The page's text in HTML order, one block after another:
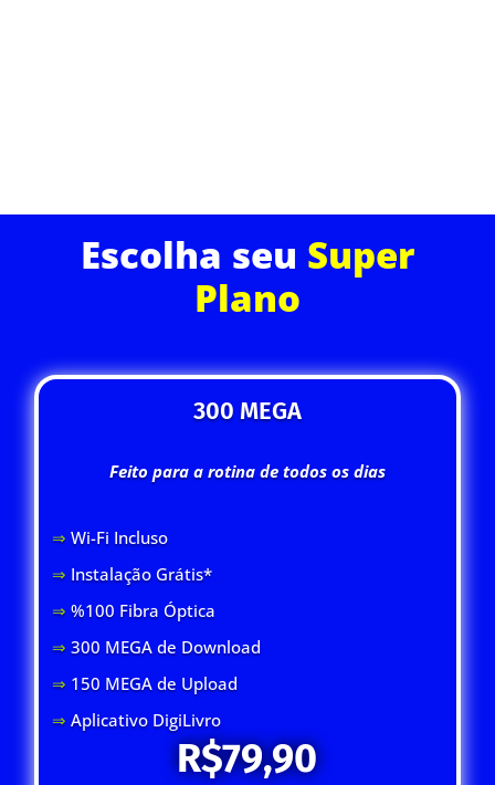
Escolha seu Super
Plano
300 MEGA
Feito para a rotina de todos os dias
⇒ Wi-Fi Incluso
⇒ Instalação Grátis*
⇒ %100 Fibra Óptica
⇒ 300 MEGA de Download
⇒ 150 MEGA de Upload
⇒Aplicativo DigiLivro
R$79,90